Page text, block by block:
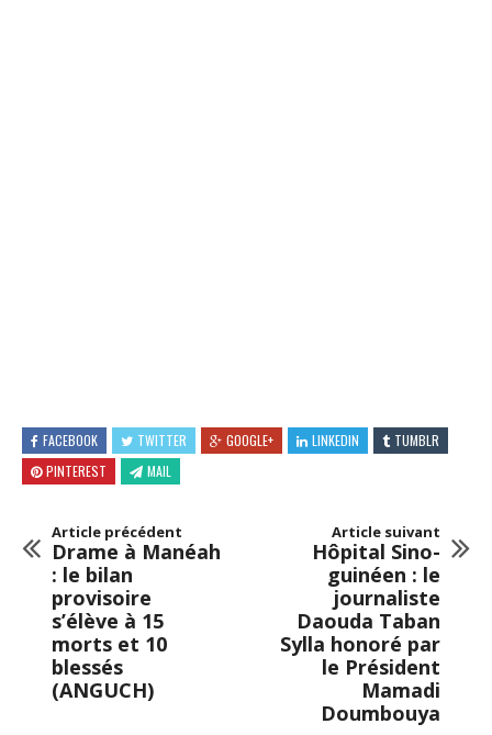
FACEBOOK TWITTER GOOGLE+ LINKEDIN
TUMBLR
PINTEREST
MAIL
Article précédent
Drame à Manéah
: le bilan
provisoire
s’élève à 15
morts et 10
blessés
(ANGUCH)
Article suivant
Hôpital Sino-
guinéen : le
journaliste
Daouda Taban
Sylla honoré par
le Président
Mamadi
Doumbouya